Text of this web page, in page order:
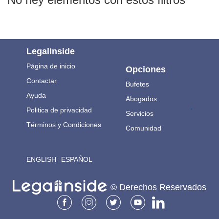
LegalInside
Página de inicio
Contactar
Ayuda
Politica de privacidad
Términos y Condiciones
ENGLISH ESPAÑOL
Opciones
Bufetes
Abogados
Servicios
Comunidad
.
© Derechos Reservados